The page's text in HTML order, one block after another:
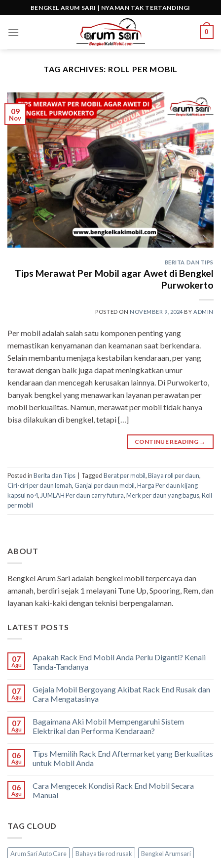
to
content
BENGKEL ARUM SARI | NYAMAN TAK TERTANDINGI
0
TAG ARCHIVES: ROLL PER MOBIL
09
Nov
BERITA DAN TIPS
Tips Merawat Per Mobil agar Awet di Bengkel
Purwokerto
POSTED ON NOVEMBER 9, 2024 BYADMIN
Per mobil adalah salah satu komponen penting yang
memastikan kenyamanan dan keamanan saat berkendara.
Selain membantu menjaga kestabilan kendaraan, per yang
terawat dengan baik juga dapat meningkatkan umur
kendaraan dan mencegah kerusakan lainnya. Di Purwokerto,
banyak bengkel yang menawarkan layanan perawatan per
mobil berkualitas. Namun, merawat per mobil tidak hanya
bisa dilakukan di bengkel, tetapi […]
CONTINUE READING →
Posted inBerita dan Tips TaggedBerat per mobil,Biaya roll per daun,
Ciri-ciri per daun lemah,Ganjal per daun mobil,Harga Per daun kijang
kapsul no 4,JUMLAH Per daun carry futura,Merk per daun yang bagus,Roll
per mobil
ABOUT
Bengkel Arum Sari adalah bengkel mobil terpercaya dan
amanah, berdiri sejak 1 melayani Tune Up, Spooring, Rem, dan
layanan kaki-kaki dengan teknisi berpengalaman.
LATEST POSTS
07
Agu
Apakah Rack End Mobil Anda Perlu Diganti? Kenali
Tanda-Tandanya
07
Agu
Gejala Mobil Bergoyang Akibat Rack End Rusak dan
Cara Mengatasinya
07
Agu
Bagaimana Aki Mobil Mempengaruhi Sistem
Elektrikal dan Performa Kendaraan?
06
Agu
Tips Memilih Rack End Aftermarket yang Berkualitas
untuk Mobil Anda
06
Agu
Cara Mengecek Kondisi Rack End Mobil Secara
Manual
TAG CLOUD
Arum Sari Auto Care Bahaya tie rod rusak
Bengkel Arumsari